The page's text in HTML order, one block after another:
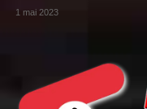
1 mai 2023